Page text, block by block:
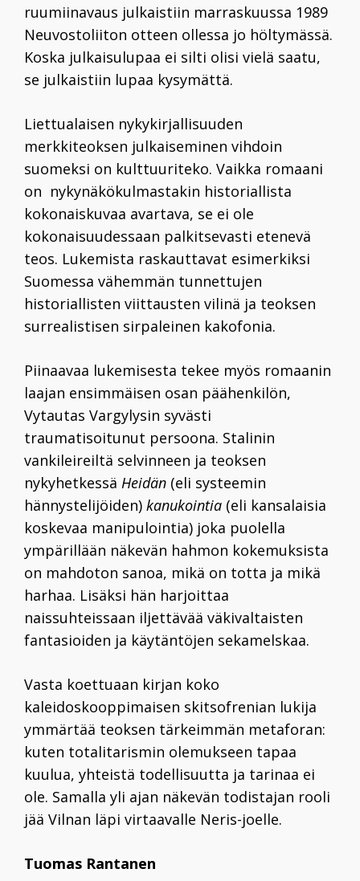
ruumiinavaus julkaistiin marraskuussa 1989
Neuvostoliiton otteen ollessa jo höltymässä.
Koska julkaisulupaa ei silti olisi vielä saatu,
se julkaistiin lupaa kysymättä.
Liettualaisen nykykirjallisuuden
merkkiteoksen julkaiseminen vihdoin
suomeksi on kulttuuriteko. Vaikka romaani
on nykynäkökulmastakin historiallista
kokonaiskuvaa avartava, se ei ole
kokonaisuudessaan palkitsevasti etenevä
teos. Lukemista raskauttavat esimerkiksi
Suomessa vähemmän tunnettujen
historiallisten viittausten vilinä ja teoksen
surrealistisen sirpaleinen kakofonia.
Piinaavaa lukemisesta tekee myös romaanin
laajan ensimmäisen osan päähenkilön,
Vytautas Vargylysin syvästi
traumatisoitunut persoona. Stalinin
vankileireiltä selvinneen ja teoksen
nykyhetkessä Heidän (eli systeemin
hännystelijöiden) kanukointia (eli kansalaisia
koskevaa manipulointia) joka puolella
ympärillään näkevän hahmon kokemuksista
on mahdoton sanoa, mikä on totta ja mikä
harhaa. Lisäksi hän harjoittaa
naissuhteissaan iljettävää väkivaltaisten
fantasioiden ja käytäntöjen sekamelskaa.
Vasta koettuaan kirjan koko
kaleidoskooppimaisen skitsofrenian lukija
ymmärtää teoksen tärkeimmän metaforan:
kuten totalitarismin olemukseen tapaa
kuulua, yhteistä todellisuutta ja tarinaa ei
ole. Samalla yli ajan näkevän todistajan rooli
jää Vilnan läpi virtaavalle Neris-joelle.
Tuomas Rantanen